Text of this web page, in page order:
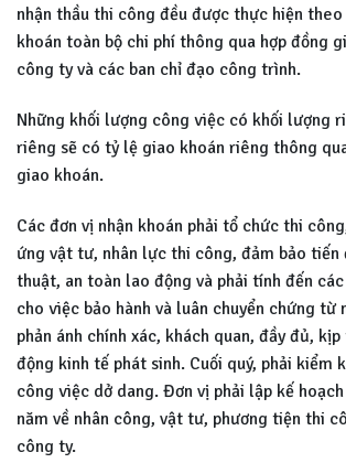
nhận thầu thi công đều được thực hiện
khoán toàn bộ chi phí thông qua hợp đồng
công ty và các ban chỉ đạo công trình.
Những khối lượng công việc có khối lượng
riêng sẽ có tỷ lệ giao khoán riêng thông
giao khoán.
Các đơn vị nhận khoán phải tổ chức thi
ứng vật tư, nhân lực thi công, đảm bảo
thuật, an toàn lao động và phải tính đến
cho việc bảo hành và luân chuyển chứng từ
phản ánh chính xác, khách quan, đầy đủ,
động kinh tế phát sinh. Cuối quý, phải kiểm
công việc dở dang. Đơn vị phải lập kế
năm về nhân công, vật tư, phương tiện thi
công ty.